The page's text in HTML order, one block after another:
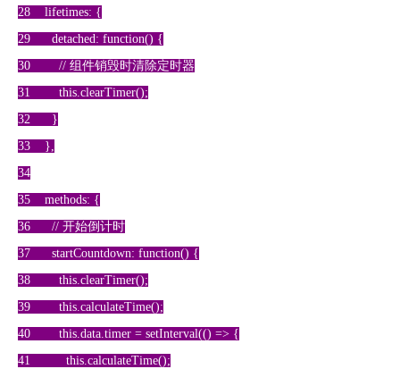
28 lifetimes: {
29 detached: function() {
30 // 组件销毁时清除定时器
31 this.clearTimer();
32 }
33 },
34
35 methods: {
36 // 开始倒计时
37 startCountdown: function() {
38 this.clearTimer();
39 this.calculateTime();
40 this.data.timer = setInterval(() => {
41 this.calculateTime();